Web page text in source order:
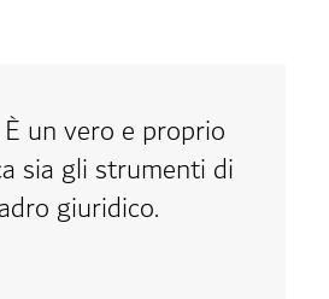
un vero e proprio
sia gli strumenti di
giuridico.